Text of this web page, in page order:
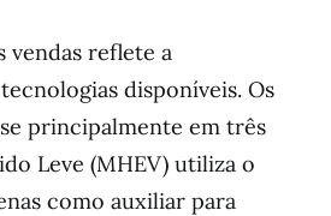
vendas reflete a
disponíveis. Os
principalmente em três
Leve (MHEV) utiliza o
como auxiliar para